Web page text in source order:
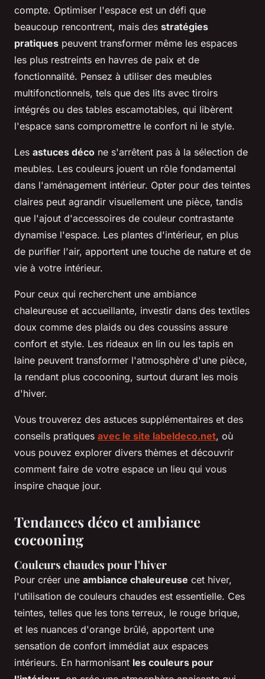
compte. Optimiser l'espace est un défi que
beaucoup rencontrent, mais des stratégies
pratiques peuvent transformer même les espaces
les plus restreints en havres de paix et de
fonctionnalité. Pensez à utiliser des meubles
multifonctionnels, tels que des lits avec tiroirs
intégrés ou des tables escamotables, qui libèrent
l'espace sans compromettre le confort ni le style.
Les astuces déco ne s'arrêtent pas à la sélection de
meubles. Les couleurs jouent un rôle fondamental
dans l'aménagement intérieur. Opter pour des teintes
claires peut agrandir visuellement une pièce, tandis
que l'ajout d'accessoires de couleur contrastante
dynamise l'espace. Les plantes d'intérieur, en plus
de purifier l'air, apportent une touche de nature et de
vie à votre intérieur.
Pour ceux qui recherchent une ambiance
chaleureuse et accueillante, investir dans des textiles
doux comme des plaids ou des coussins assure
confort et style. Les rideaux en lin ou les tapis en
laine peuvent transformer l'atmosphère d'une pièce,
la rendant plus cocooning, surtout durant les mois
d'hiver.
Vous trouverez des astuces supplémentaires et des
conseils pratiques avec le site labeldeco.net, où
vous pouvez explorer divers thèmes et découvrir
comment faire de votre espace un lieu qui vous
inspire chaque jour.
Tendances déco et ambiance
cocooning
Couleurs chaudes pour l'hiver
Pour créer une ambiance chaleureuse cet hiver,
l'utilisation de couleurs chaudes est essentielle. Ces
teintes, telles que les tons terreux, le rouge brique,
et les nuances d'orange brûlé, apportent une
sensation de confort immédiat aux espaces
intérieurs. En harmonisant les couleurs pour